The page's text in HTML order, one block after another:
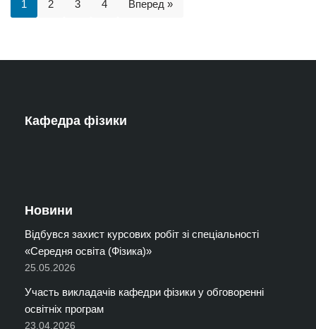
1 2 3 4 Вперед »
Кафедра фізики
Новини
Відбувся захист курсових робіт зі спеціальності
«Середня освіта (Фізика)»
25.05.2026
Участь викладачів кафедри фізики у обговоренні
освітніх програм
23.04.2026